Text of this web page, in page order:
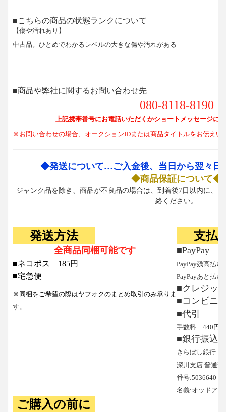
■こちらの商品の状態ランクについて
【傷や汚れあり】
中古品。ひとめでわかるレベルの大きな傷や汚れがある
■商品や弊社に関するお問い合わせ先
080-8118-8190
上記携帯番号にお電話いただくかショートメッセージに
※お問い合わせの場合、オークションIDまたは商品タイトルをお伝えい
◆発送について…ご入金後、当日から翌々日
◆商品保証について◆
ジャンク品を除き、商品が不良品の場合は、到着後7日以内に、
絡ください。
発送方法
全商品同梱可能です
■ネコポス 185円
■宅急便
※同梱をご希望の際はヤフオクのまとめ取引のみ承りま
す。
支払
■PayPay
PayPay残高払い
PayPayあと払い
■クレジッ
■コンビニ
■代引
手数料 440円と
■銀行振込
きらぼし銀行
深川支店 普通預
番号:5036640
名義:オッドア
ご購入の前に